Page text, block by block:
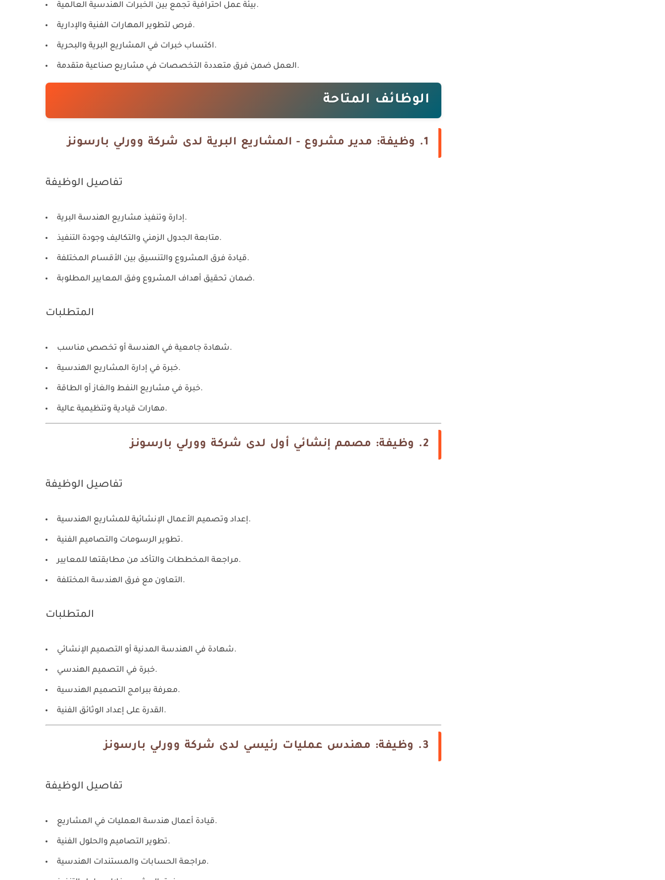
بيئة عمل احترافية تجمع بين الخبرات الهندسية العالمية.
فرص لتطوير المهارات الفنية والإدارية.
اكتساب خبرات في المشاريع البرية والبحرية.
العمل ضمن فرق متعددة التخصصات في مشاريع صناعية متقدمة.
الوظائف المتاحة
1. وظيفة: مدير مشروع - المشاريع البرية لدى شركة وورلي بارسونز
تفاصيل الوظيفة
إدارة وتنفيذ مشاريع الهندسة البرية.
متابعة الجدول الزمني والتكاليف وجودة التنفيذ.
قيادة فرق المشروع والتنسيق بين الأقسام المختلفة.
ضمان تحقيق أهداف المشروع وفق المعايير المطلوبة.
المتطلبات
شهادة جامعية في الهندسة أو تخصص مناسب.
خبرة في إدارة المشاريع الهندسية.
خبرة في مشاريع النفط والغاز أو الطاقة.
مهارات قيادية وتنظيمية عالية.
2. وظيفة: مصمم إنشائي أول لدى شركة وورلي بارسونز
تفاصيل الوظيفة
إعداد وتصميم الأعمال الإنشائية للمشاريع الهندسية.
تطوير الرسومات والتصاميم الفنية.
مراجعة المخططات والتأكد من مطابقتها للمعايير.
التعاون مع فرق الهندسة المختلفة.
المتطلبات
شهادة في الهندسة المدنية أو التصميم الإنشائي.
خبرة في التصميم الهندسي.
معرفة ببرامج التصميم الهندسية.
القدرة على إعداد الوثائق الفنية.
3. وظيفة: مهندس عمليات رئيسي لدى شركة وورلي بارسونز
تفاصيل الوظيفة
قيادة أعمال هندسة العمليات في المشاريع.
تطوير التصاميم والحلول الفنية.
مراجعة الحسابات والمستندات الهندسية.